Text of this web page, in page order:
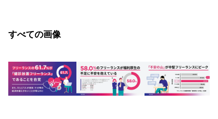
すべての画像